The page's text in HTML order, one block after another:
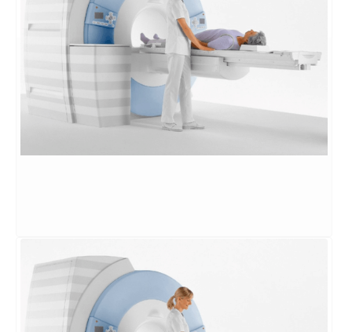
Ecodoppler Vascular
Exame para produzir imagens detalhadas de
órgãos e estruturas internas do corpo.